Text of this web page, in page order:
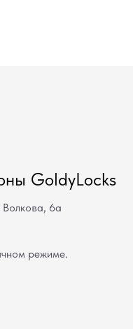
GoldyLocks
6а
режиме.